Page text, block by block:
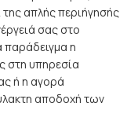
απλής περιήγησής
σας στο
παράδειγμα η
στη υπηρεσία
ή η αγορά
αποδοχή των